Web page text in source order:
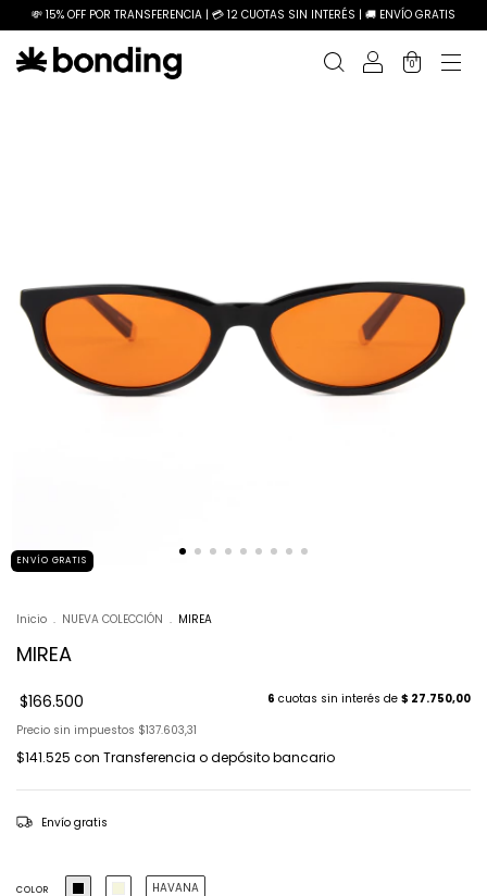
💸 15% OFF POR TRANSFERENCIA | 💳 12 CUOTAS SIN INTERÉS | 🚚 ENVÍO GRATIS
0
ENVÍO GRATIS
Inicio . NUEVA COLECCIÓN . MIREA
MIREA
$166.500 6 cuotas sin interés de $ 27.750,00
Precio sin impuestos $137.603,31
$141.525 con Transferencia o depósito bancario
Envío gratis
COLOR HAVANA